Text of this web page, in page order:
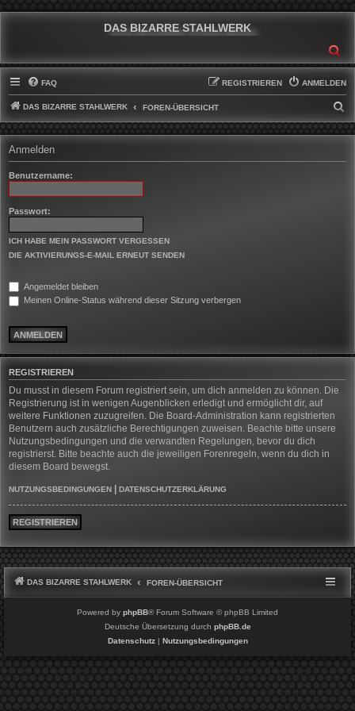
DAS BIZARRE STAHLWERK
FAQ ANMELDEN
REGISTRIEREN
DAS BIZARRE STAHLWERK FOREN-ÜBERSICHT
U
H
Anmelden
Benutzername:
Passwort:
ICH HABE MEIN PASSWORT VERGESSEN
DIE AKTIVIERUNGS-E-MAIL ERNEUT SENDEN
Angemeldet bleiben
Meinen Online-Status während dieser Sitzung verbergen
REGISTRIEREN
Du musst in diesem Forum registriert sein, um dich anmelden zu können. Die
Registrierung ist in wenigen Augenblicken erledigt und ermöglicht dir, auf
weitere Funktionen zuzugreifen. Die Board-Administration kann registrierten
Benutzern auch zusätzliche Berechtigungen zuweisen. Beachte bitte unsere
Nutzungsbedingungen und die verwandten Regelungen, bevor du dich
registrierst. Bitte beachte auch die jeweiligen Forenregeln, wenn du dich in
diesem Board bewegst.
NUTZUNGSBEDINGUNGEN DATENSCHUTZERKLÄRUNG
REGISTRIEREN
DAS BIZARRE STAHLWERK FOREN-ÜBERSICHT
Powered by phpBB® Forum Software © phpBB Limited
Deutsche Übersetzung durch phpBB.de
Datenschutz| Nutzungsbedingungen